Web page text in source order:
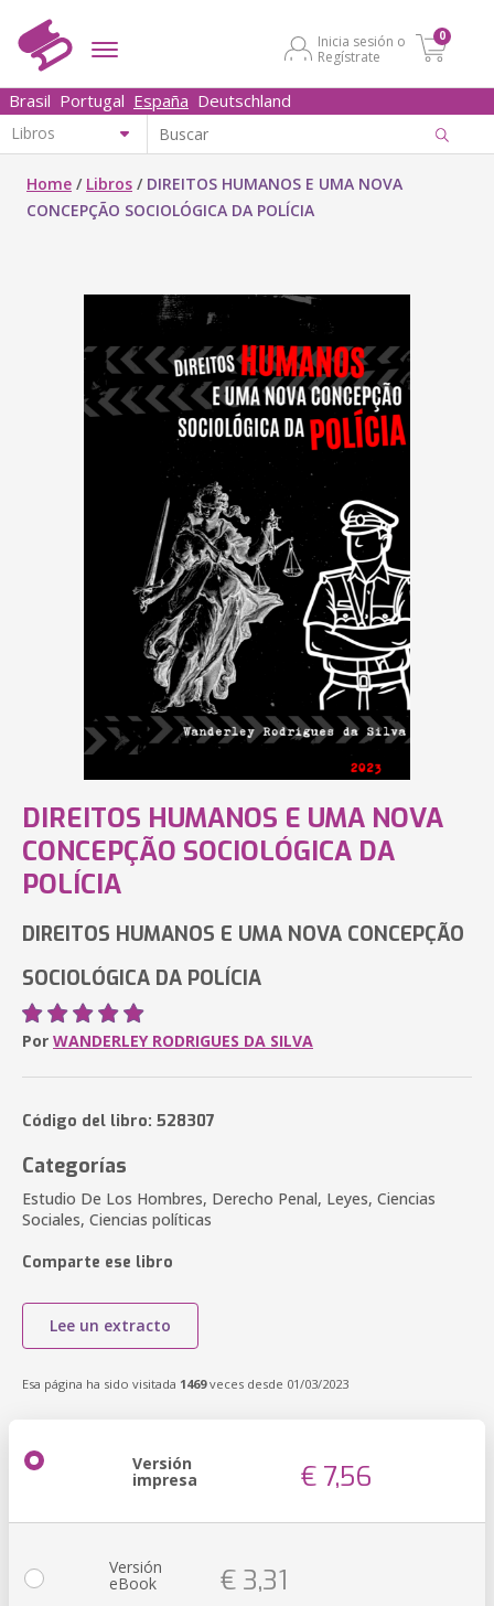
Inicia sesión o
Regístrate
0
Brasil Portugal España Deutschland
Home / Libros / DIREITOS HUMANOS E UMA NOVA
CONCEPÇÃO SOCIOLÓGICA DA POLÍCIA
DIREITOS HUMANOS E UMA NOVA
CONCEPÇÃO SOCIOLÓGICA DA
POLÍCIA
DIREITOS HUMANOS E UMA NOVA CONCEPÇÃO
SOCIOLÓGICA DA POLÍCIA
Por WANDERLEY RODRIGUES DA SILVA
Código del libro: 528307
Categorías
Estudio De Los Hombres, Derecho Penal, Leyes, Ciencias
Sociales, Ciencias políticas
Comparte ese libro
Lee un extracto
Esa página ha sido visitada 1469veces desde 01/03/2023
Versión
impresa € 7,56
Versión
eBook € 3,31